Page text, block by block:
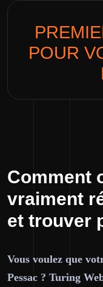
POUR
Comment
vraiment
et trouver
Vous voulez que
Pessac ? Turing